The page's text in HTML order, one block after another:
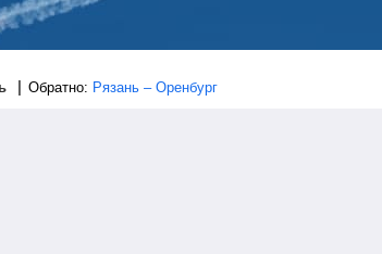
Обратно: Рязань – Оренбург